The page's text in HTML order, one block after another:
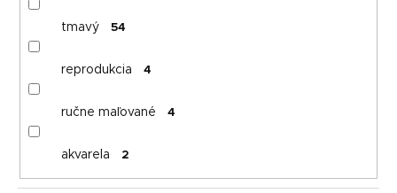
tmavý 54
reprodukcia 4
ručne maľované 4
akvarela 2